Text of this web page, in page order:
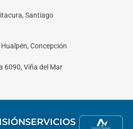
Santiago
Concepción
6090, Viña del Mar
SERVICIOS